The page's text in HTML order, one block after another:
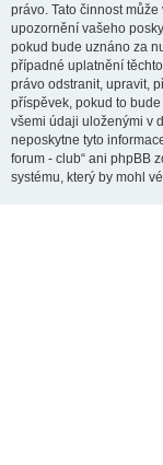
právo. Tato činnost
upozornění vašeho
pokud bude uznáno za
případné uplatnění
právo odstranit, upravit,
příspěvek, pokud to
všemi údaji uloženými v
neposkytne tyto
forum - club“ ani phpBB
systému, který by mohl